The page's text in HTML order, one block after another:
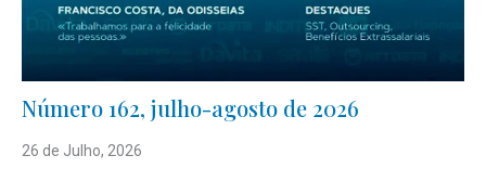
Número 162, julho-agosto de 2026
26 de Julho, 2026